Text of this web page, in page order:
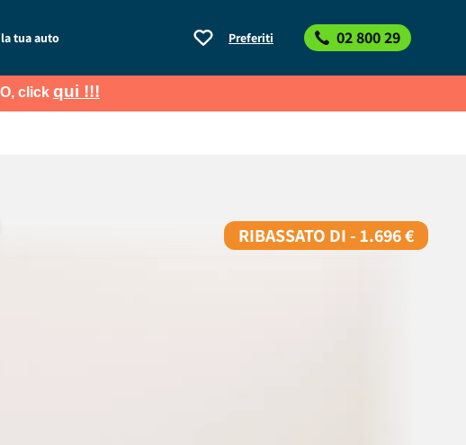
tua auto Preferiti 02 800 29
click qui !!!
RIBASSATO DI - 1.696 €